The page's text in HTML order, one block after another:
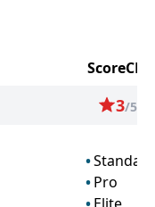
ScoreCM
3/5
Standard
Pro